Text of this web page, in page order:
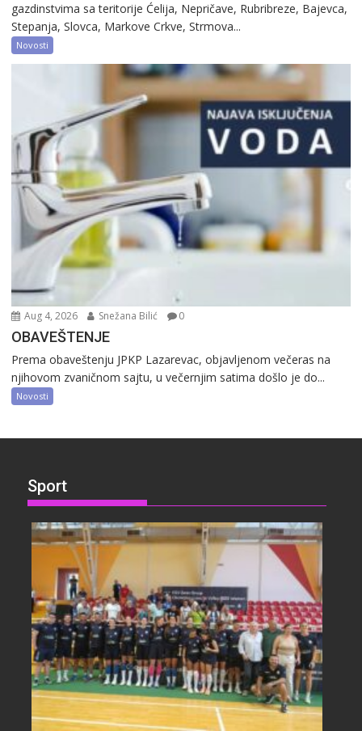
gazdinstvima sa teritorije Ćelija, Nepričave, Rubribreze, Bajevca,
Stepanja, Slovca, Markove Crkve, Strmova...
Novosti
Aug 4, 2026 Snežana Bilić 0
OBAVEŠTENJE
Prema obaveštenju JPKP Lazarevac, objavljenom večeras na
njihovom zvaničnom sajtu, u večernjim satima došlo je do...
Novosti
Sport